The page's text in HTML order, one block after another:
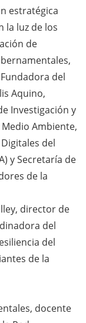
estratégica
la luz de los
de
del
Aquino,
Investigación y
Ambiente,
del
y Secretaría de
de la
director de
del
del
de la
docente